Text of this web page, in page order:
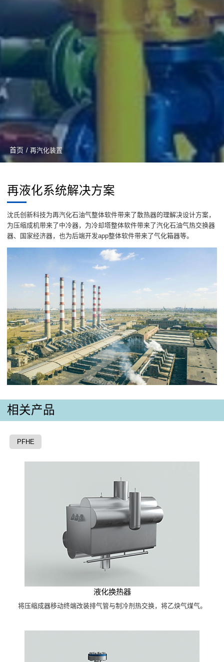
首页 / 再汽化装置
再液化系统解决方案
沈氏创新科技为再汽化石油气整体软件带来了散热器的理解决设计方案，
为压缩成机带来了中冷器，为冷却塔整体软件带来了汽化石油气热交换器
器、国家经济器，也为后端开发app整体软件带来了气化箱器等。
相关产品
PFHE
液化换热器
将压缩成器移动终端改装排气管与制冷剂热交换，将乙炔气煤气。